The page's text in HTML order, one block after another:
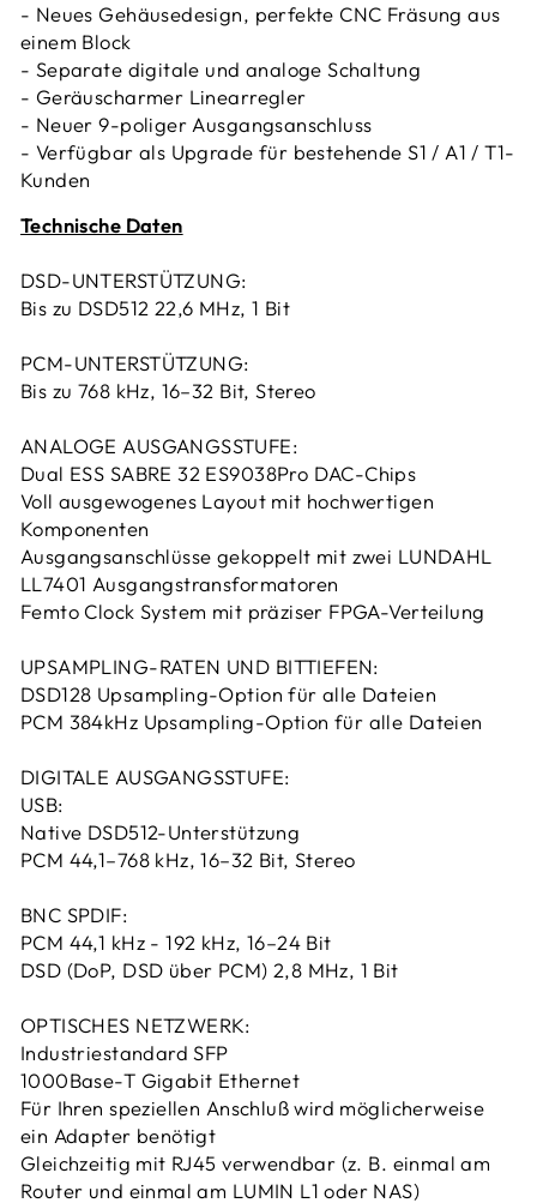
- Neues Gehäusedesign, perfekte CNC Fräsung aus
einem Block
- Separate digitale und analoge Schaltung
- Geräuscharmer Linearregler
- Neuer 9-poliger Ausgangsanschluss
- Verfügbar als Upgrade für bestehende S1 / A1 / T1-
Kunden
Technische Daten
DSD-UNTERSTÜTZUNG:
Bis zu DSD512 22,6 MHz, 1 Bit
PCM-UNTERSTÜTZUNG:
Bis zu 768 kHz, 16–32 Bit, Stereo
ANALOGE AUSGANGSSTUFE:
Dual ESS SABRE 32 ES9038Pro DAC-Chips
Voll ausgewogenes Layout mit hochwertigen
Komponenten
Ausgangsanschlüsse gekoppelt mit zwei LUNDAHL
LL7401 Ausgangstransformatoren
Femto Clock System mit präziser FPGA-Verteilung
UPSAMPLING-RATEN UND BITTIEFEN:
DSD128 Upsampling-Option für alle Dateien
PCM 384kHz Upsampling-Option für alle Dateien
DIGITALE AUSGANGSSTUFE:
USB:
Native DSD512-Unterstützung
PCM 44,1–768 kHz, 16–32 Bit, Stereo
BNC SPDIF:
PCM 44,1 kHz - 192 kHz, 16–24 Bit
DSD (DoP, DSD über PCM) 2,8 MHz, 1 Bit
OPTISCHES NETZWERK:
Industriestandard SFP
1000Base-T Gigabit Ethernet
Für Ihren speziellen Anschluß wird möglicherweise
ein Adapter benötigt
Gleichzeitig mit RJ45 verwendbar (z. B. einmal am
Router und einmal am LUMIN L1 oder NAS)